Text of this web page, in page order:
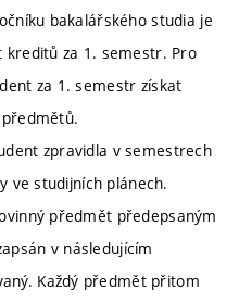
bakalářského studia je
kreditů za 1. semestr. Pro
za 1. semestr získat
zpravidla v semestrech
ve studijních plánech.
předmět předepsaným
v následujícím
Každý předmět přitom